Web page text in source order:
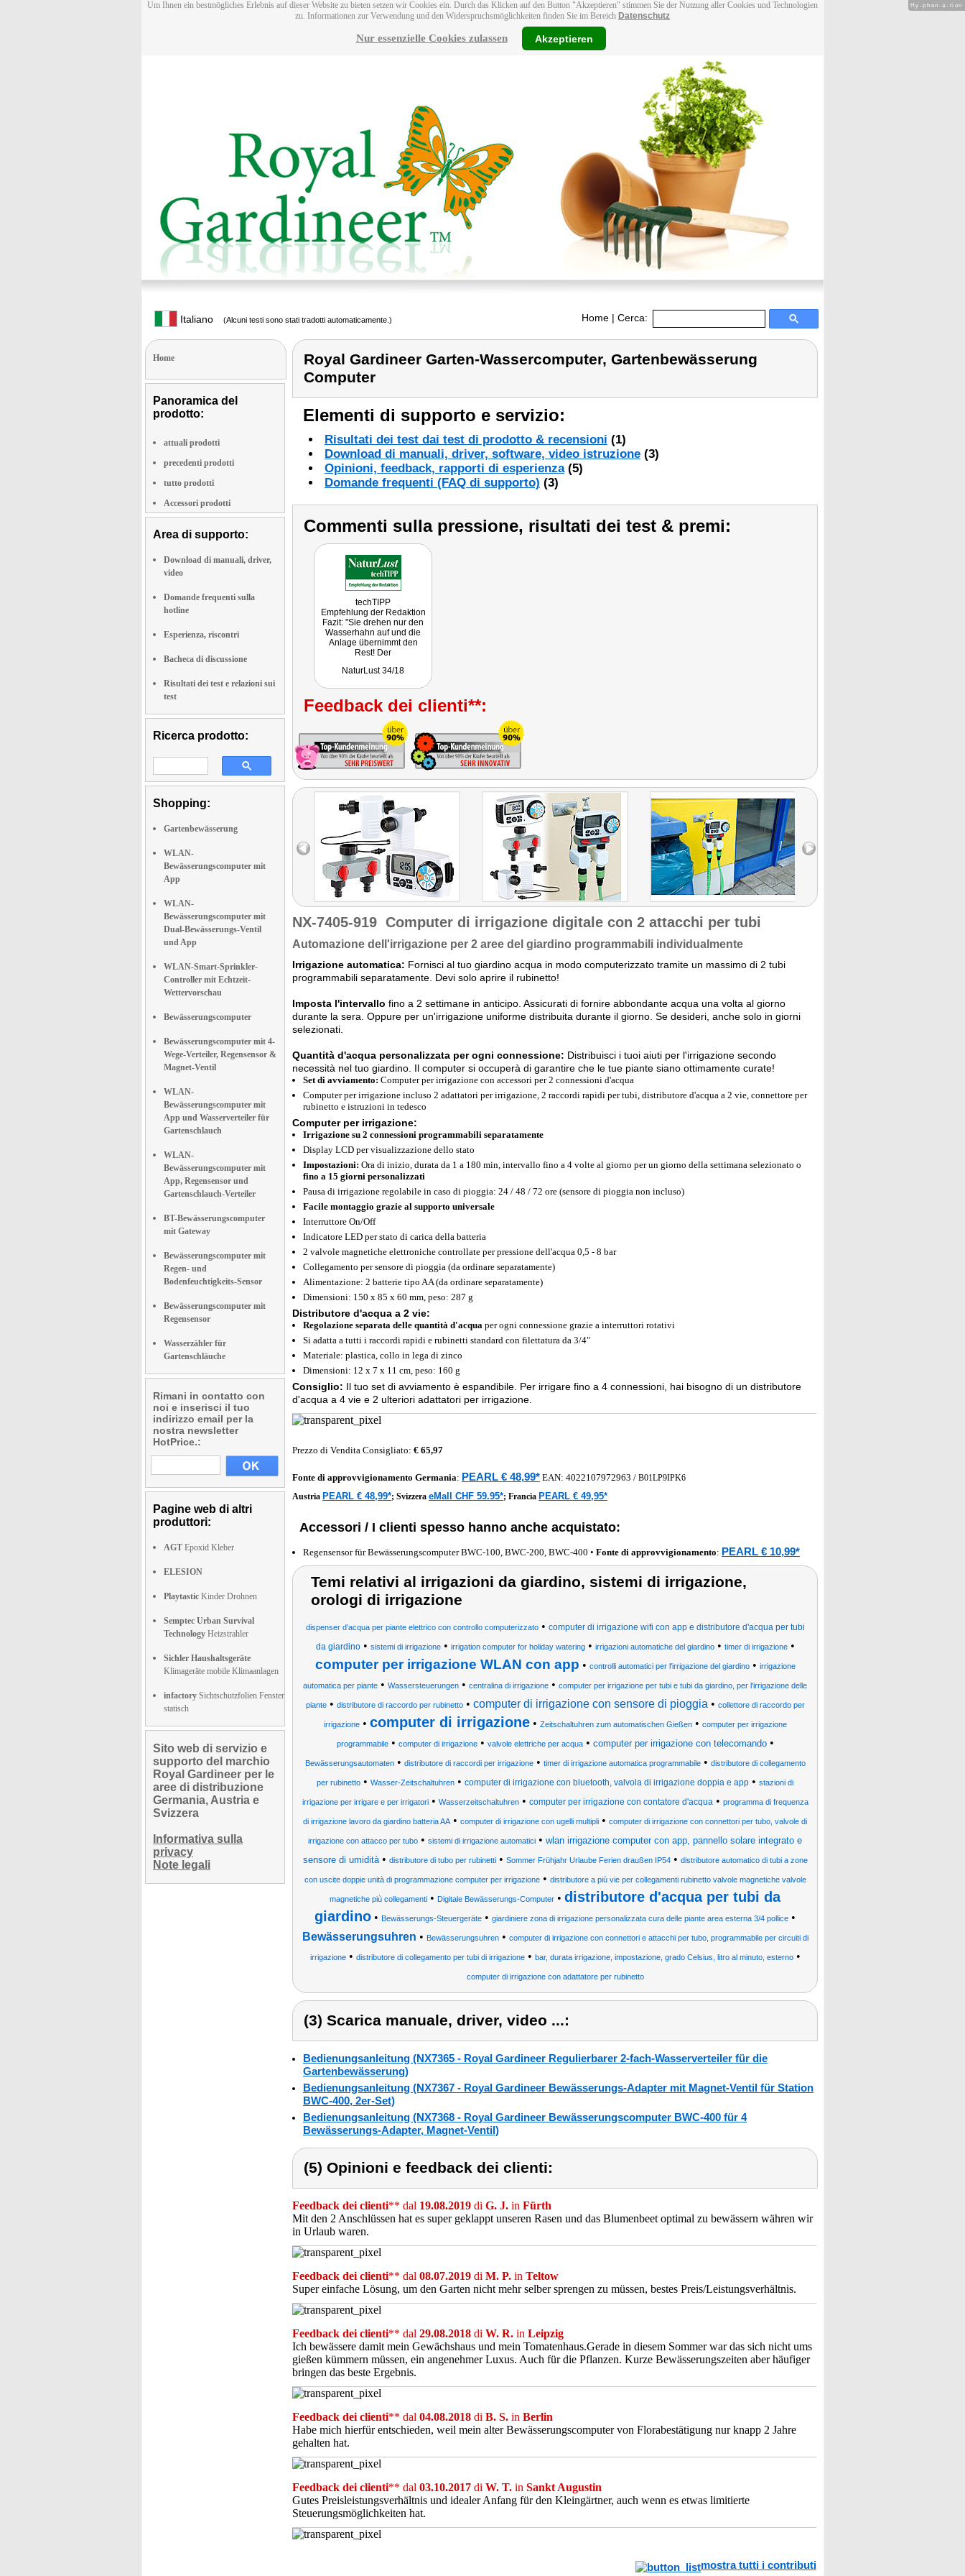
Um Ihnen ein bestmögliches Erlebnis auf dieser Website zu bieten setzen wir Cookies ein. Durch das Klicken auf den Button "Akzeptieren" stimmen Sie der Nutzung aller Cookies und Technologien
zu. Informationen zur Verwendung und den Widerspruchsmöglichkeiten finden Sie im Bereich Datenschutz
Nur essenzielle Cookies zulassen Akzeptieren
Italiano (Alcuni testi sono stati tradotti automaticamente.) Home | Cerca:
Home
Panoramica del
prodotto:
attuali prodotti
precedenti prodotti
tutto prodotti
Accessori prodotti
Area di supporto:
Download di manuali, driver,
video
Domande frequenti sulla
hotline
Esperienza, riscontri
Bacheca di discussione
Risultati dei test e relazioni sui
test
Ricerca prodotto:
Shopping:
Gartenbewässerung
WLAN-
Bewässerungscomputer mit
App
WLAN-
Bewässerungscomputer mit
Dual-Bewässerungs-Ventil
und App
WLAN-Smart-Sprinkler-
Controller mit Echtzeit-
Wettervorschau
Bewässerungscomputer
Bewässerungscomputer mit 4-
Wege-Verteiler, Regensensor &
Magnet-Ventil
WLAN-
Bewässerungscomputer mit
App und Wasserverteiler für
Gartenschlauch
WLAN-
Bewässerungscomputer mit
App, Regensensor und
Gartenschlauch-Verteiler
BT-Bewässerungscomputer
mit Gateway
Bewässerungscomputer mit
Regen- und
Bodenfeuchtigkeits-Sensor
Bewässerungscomputer mit
Regensensor
Wasserzähler für
Gartenschläuche
Rimani in contatto con
noi e inserisci il tuo
indirizzo email per la
nostra newsletter
HotPrice.:
Pagine web di altri
produttori:
AGT Epoxid Kleber
ELESION
Playtastic Kinder Drohnen
Semptec Urban Survival
Technology Heizstrahler
Sichler Haushaltsgeräte
Klimageräte mobile Klimaanlagen
infactory Sichtschutzfolien Fenster
statisch
Sito web di servizio e
supporto del marchio
Royal Gardineer per le
aree di distribuzione
Germania, Austria e
Svizzera
Informativa sulla
privacy
Note legali
Royal Gardineer Garten-Wassercomputer, Gartenbewässerung
Computer
Elementi di supporto e servizio:
Risultati dei test dai test di prodotto & recensioni (1)
Download di manuali, driver, software, video istruzione (3)
Opinioni, feedback, rapporti di esperienza(5)
Domande frequenti (FAQ di supporto) (3)
Commenti sulla pressione, risultati dei test & premi:
techTIPP
Empfehlung der Redaktion
Fazit: "Sie drehen nur den
Wasserhahn auf und die
Anlage übernimmt den
Rest! Der
individuell bis zu zwei
NaturLust 34/18
Feedback dei clienti**:
NX-7405-919 Computer di irrigazione digitale con 2 attacchi per tubi
Automazione dell'irrigazione per 2 aree del giardino programmabili individualmente
Irrigazione automatica: Fornisci al tuo giardino acqua in modo computerizzato tramite un massimo di 2 tubi
programmabili separatamente. Devi solo aprire il rubinetto!
Imposta l'intervallo fino a 2 settimane in anticipo. Assicurati di fornire abbondante acqua una volta al giorno
durante la sera. Oppure per un'irrigazione uniforme distribuita durante il giorno. Se desideri, anche solo in giorni
selezionati.
Quantità d'acqua personalizzata per ogni connessione: Distribuisci i tuoi aiuti per l'irrigazione secondo
necessità nel tuo giardino. Il computer si occuperà di garantire che le tue piante siano ottimamente curate!
Set di avviamento: Computer per irrigazione con accessori per 2 connessioni d'acqua
Computer per irrigazione incluso 2 adattatori per irrigazione, 2 raccordi rapidi per tubi, distributore d'acqua a 2 vie, connettore per
rubinetto e istruzioni in tedesco
Computer per irrigazione:
Irrigazione su 2 connessioni programmabili separatamente
Display LCD per visualizzazione dello stato
Impostazioni: Ora di inizio, durata da 1 a 180 min, intervallo fino a 4 volte al giorno per un giorno della settimana selezionato o
fino a 15 giorni personalizzati
Pausa di irrigazione regolabile in caso di pioggia: 24 / 48 / 72 ore (sensore di pioggia non incluso)
Facile montaggio grazie al supporto universale
Interruttore On/Off
Indicatore LED per stato di carica della batteria
2 valvole magnetiche elettroniche controllate per pressione dell'acqua 0,5 - 8 bar
Collegamento persensore di pioggia (da ordinare separatamente)
Alimentazione: 2 batterie tipo AA (da ordinare separatamente)
Dimensioni: 150 x 85 x 60 mm, peso: 287 g
Distributore d'acqua a 2 vie:
Regolazione separata delle quantità d'acqua per ogni connessione grazie a interruttori rotativi
Si adatta a tutti i raccordi rapidi e rubinetti standard con filettatura da 3/4"
Materiale: plastica, collo in lega di zinco
Dimensioni: 12 x 7 x 11 cm, peso: 160 g
Consiglio: Il tuo set di avviamento è espandibile. Per irrigare fino a 4 connessioni, hai bisogno di un distributore
d'acqua a 4 vie e 2 ulteriori adattatori per irrigazione.
Prezzo di Vendita Consigliato: € 65,97
Fonte di approvvigionamento Germania: PEARL € 48,99* EAN: 4022107972963 / B01LP9IPK6
Austria PEARL € 48,99*; Svizzera eMall CHF 59.95*; Francia PEARL € 49,95*
Accessori / I clienti spesso hanno anche acquistato:
Regensensor für Bewässerungscomputer BWC-100, BWC-200, BWC-400 • Fonte di approvvigionamento: PEARL € 10,99*
Temi relativi al irrigazioni da giardino, sistemi di irrigazione,
orologi di irrigazione
dispenser d'acqua per piante elettrico con controllo computerizzato• computer di irrigazione wifi con app e distributore d'acqua per tubi
da giardino• sistemi di irrigazione• irrigation computer for holiday watering• irrigazioni automatiche del giardino• timer di irrigazione•
computer per irrigazione WLAN con app • controlli automatici per l'irrigazione del giardino• irrigazione
automatica per piante • Wassersteuerungen • centralina di irrigazione • computer per irrigazione per tubi e tubi da giardino, per l'irrigazione delle
piante• distributore di raccordo per rubinetto• computer di irrigazione con sensore di pioggia • collettore di raccordo per
irrigazione• computer di irrigazione• Zeitschaltuhren zum automatischen Gießen• computer per irrigazione
programmabile• computer di irrigazione• valvole elettriche per acqua• computer per irrigazione con telecomando•
Bewässerungsautomaten• distributore di raccordi per irrigazione• timer di irrigazione automatica programmabile• distributore di collegamento
per rubinetto • Wasser-Zeitschaltuhren • computer di irrigazione con bluetooth, valvola di irrigazione doppia e app • stazioni di
irrigazione per irrigare e per irrigatori• Wasserzeitschaltuhren• computer per irrigazione con contatore d'acqua • programma di frequenza
di irrigazione lavoro da giardino batteria AA • computer di irrigazione con ugelli multipli • computer di irrigazione con connettori per tubo, valvole di
irrigazione con attacco per tubo • sistemi di irrigazione automatici • wlan irrigazione computer con app, pannello solare integrato e
sensore di umidità• distributore di tubo per rubinetti• Sommer Frühjahr Urlaube Ferien draußen IP54• distributore automatico di tubi a zone
con uscite doppie unità di programmazione computer per irrigazione• distributore a più vie per collegamenti rubinetto valvole magnetiche valvole
magnetiche più collegamenti • Digitale Bewässerungs-Computer • distributore d'acqua per tubi da
giardino • Bewässerungs-Steuergeräte • giardiniere zona di irrigazione personalizzata cura delle piante area esterna 3/4 pollice •
Bewässerungsuhren • Bewässerungsuhren• computer di irrigazione con connettori e attacchi per tubo, programmabile per circuiti di
irrigazione• distributore di collegamento per tubi di irrigazione• bar, durata irrigazione, impostazione, grado Celsius, litro al minuto, esterno•
computer di irrigazione con adattatore per rubinetto
(3) Scarica manuale, driver, video ...:
Bedienungsanleitung (NX7365 - Royal Gardineer Regulierbarer 2-fach-Wasserverteiler für die
Gartenbewässerung)
Bedienungsanleitung (NX7367 - Royal Gardineer Bewässerungs-Adapter mit Magnet-Ventil für Station
BWC-400, 2er-Set)
Bedienungsanleitung (NX7368 - Royal Gardineer Bewässerungscomputer BWC-400 für 4
Bewässerungs-Adapter, Magnet-Ventil)
(5) Opinioni e feedback dei clienti:
Feedback dei clienti** dal 19.08.2019 di G. J. in Fürth
Mit den 2 Anschlüssen hat es super geklappt unseren Rasen und das Blumenbeet optimal zu bewässern währen wir
in Urlaub waren.
Feedback dei clienti** dal 08.07.2019 di M. P. in Teltow
Super einfache Lösung, um den Garten nicht mehr selber sprengen zu müssen, bestes Preis/Leistungsverhältnis.
Feedback dei clienti** dal 29.08.2018 di W. R. in Leipzig
Ich bewässere damit mein Gewächshaus und mein Tomatenhaus.Gerade in diesem Sommer war das sich nicht ums
gießen kümmern müssen, ein angenehmer Luxus. Auch für die Pflanzen. Kurze Bewässerungszeiten aber häufiger
bringen das beste Ergebnis.
Feedback dei clienti** dal 04.08.2018 di B. S. in Berlin
Habe mich hierfür entschieden, weil mein alter Bewässerungscomputer von Florabestätigung nur knapp 2 Jahre
gehalten hat.
Feedback dei clienti** dal 03.10.2017 di W. T. in Sankt Augustin
Gutes Preisleistungsverhältnis und idealer Anfang für den Kleingärtner, auch wenn es etwas limitierte
Steuerungsmöglichkeiten hat.
mostra tutti i contributi
Hy-phen-a-tion